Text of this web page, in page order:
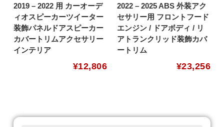
2019 – 2022 用 カーオーデ
ィオスピーカーツイーター
装飾パネルドアスピーカー
カバートリムアクセサリー
インテリア
¥12,806
2022 – 2025 ABS 外装アク
セサリー用 フロントフード
エンジン / ドアボディ / リ
アトランクリッド装飾カバ
ートリム
¥23,256